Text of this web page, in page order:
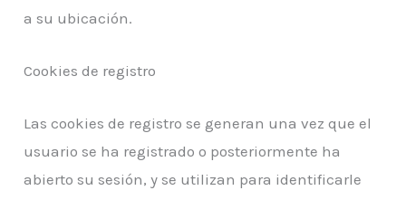
a su ubicación.
Cookies de registro
Las cookies de registro se generan una vez que el
usuario se ha registrado o posteriormente ha
abierto su sesión, y se utilizan para identificarle